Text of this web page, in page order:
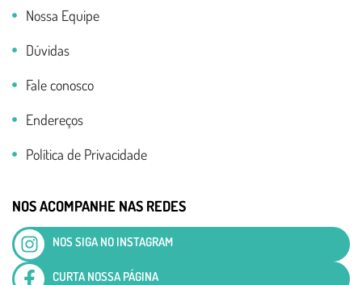
Nossa Equipe
Dúvidas
Fale conosco
Endereços
Política de Privacidade
NOS ACOMPANHE NAS REDES
NOS SIGA NO INSTAGRAM
CURTA NOSSA PÁGINA